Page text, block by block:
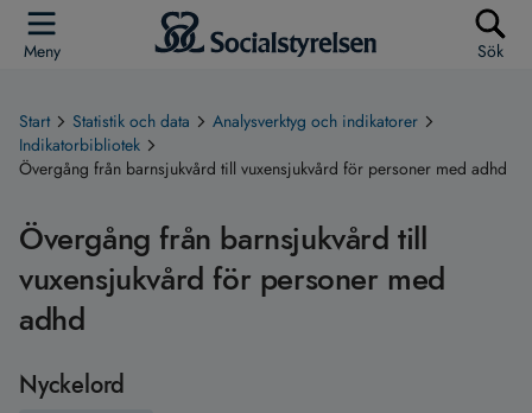
Meny Sök
Start Statistik och data
Analysverktyg och indikatorer
Indikatorbibliotek
Övergång från barnsjukvård till vuxensjukvård för personer med adhd
Övergång från barnsjukvård till
vuxensjukvård för personer med
adhd
Nyckelord